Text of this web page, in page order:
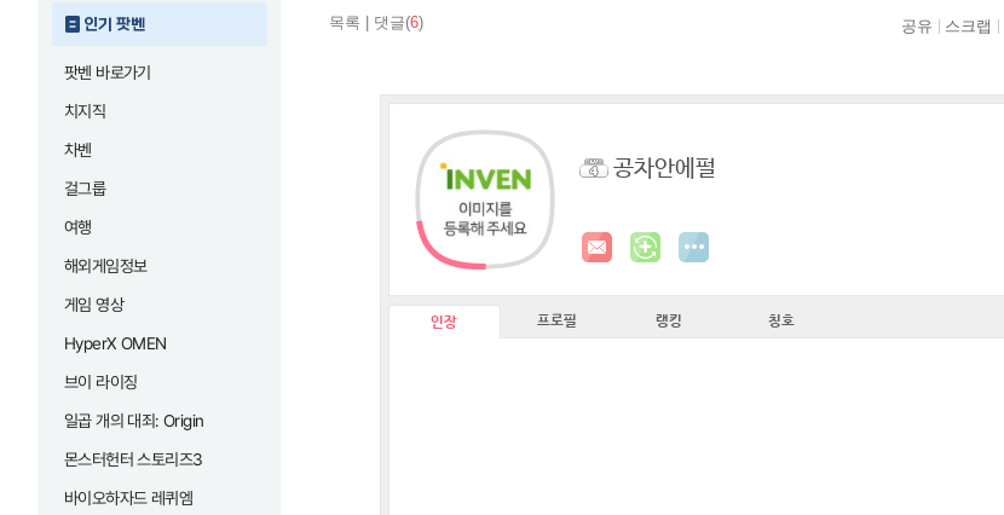
인기 팟벤
팟벤 바로가기
치지직
차벤
걸그룹
여행
해외게임정보
게임 영상
HyperX OMEN
브이 라이징
일곱 개의 대죄: Origin
몬스터헌터 스토리즈3
바이오하자드 레퀴엠
목록 댓글(6) 공유 스크랩
공차안에펄
인장 프로필 랭킹 칭호